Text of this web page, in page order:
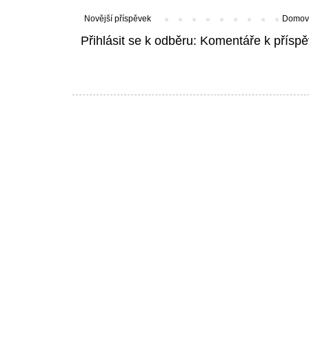
Novější příspěvek
Přihlásit se k odběru: Komentáře k